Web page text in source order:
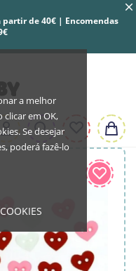
a melhor
clicar em OK,
Se desejar
poderá fazê-lo
partir de 40€ | Encomendas